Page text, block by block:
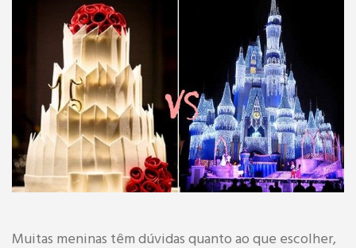
Muitas meninas têm dúvidas quanto ao que escolher,